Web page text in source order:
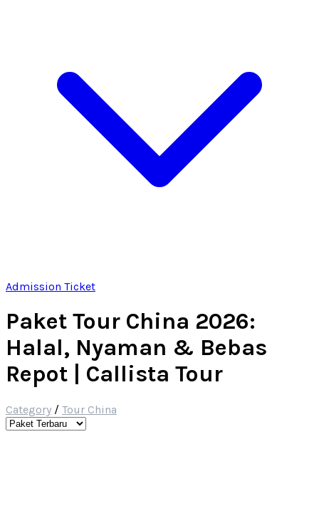
Admission Ticket
Paket Tour China 2026:
Halal, Nyaman & Bebas
Repot | Callista Tour
Category / Tour China